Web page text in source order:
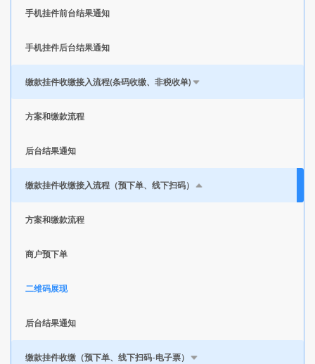
手机挂件前台结果通知
手机挂件后台结果通知
缴款挂件收缴接入流程(条码收缴、非税收单)
方案和缴款流程
后台结果通知
缴款挂件收缴接入流程（预下单、线下扫码）
方案和缴款流程
商户预下单
二维码展现
后台结果通知
缴款挂件收缴（预下单、线下扫码-电子票）